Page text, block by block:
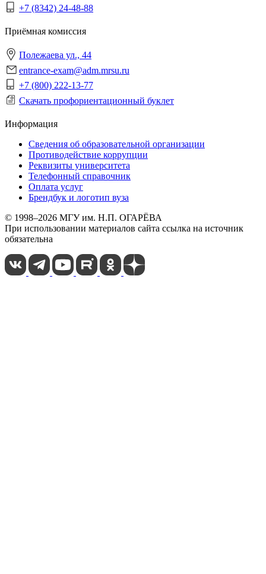
+7 (8342) 24-48-88
Приёмная комиссия
Полежаева ул., 44
entrance-exam@adm.mrsu.ru
+7 (800) 222-13-77
Скачать профориентационный буклет
Информация
Сведения об образовательной организации
Противодействие коррупции
Реквизиты университета
Телефонный справочник
Оплата услуг
Брендбук и логотип вуза
© 1998–2026 МГУ им. Н.П. ОГАРЁВА
При использовании материалов сайта ссылка на источник
обязательна